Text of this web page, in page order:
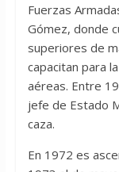
Fuerzas
Gómez, donde
superiores de
capacitan para
aéreas. Entre
jefe de Estado
caza.
En 1972 es